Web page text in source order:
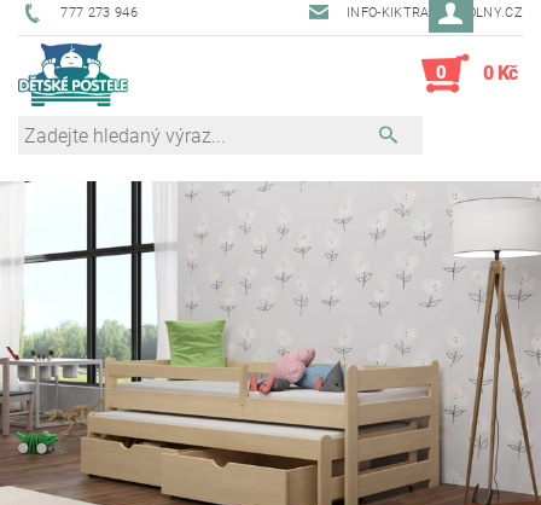
777 273 946 INFO-KIKTRADE@VOLNY.CZ
0 0 Kč